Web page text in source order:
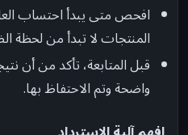
افحص متى يبدأ احتساب
المنتجات لا تبدأ من لحظة
قبل المتابعة، تأكد من أن
واضحة وتم الاحتفاظ بها.